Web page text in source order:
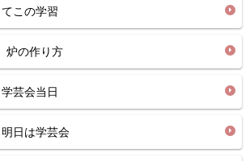
この学習
の作り方
芸会当日
日は学芸会